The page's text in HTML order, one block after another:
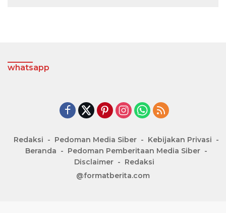
whatsapp
Redaksi Pedoman Media Siber
Kebijakan Privasi
Beranda
Pedoman Pemberitaan Media Siber
Disclaimer
Redaksi
@formatberita.com